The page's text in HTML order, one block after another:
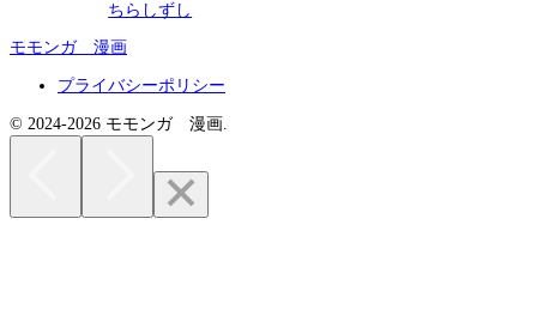
ちらしずし
モモンガ 漫画
プライバシーポリシー
© 2024-2026 モモンガ 漫画.